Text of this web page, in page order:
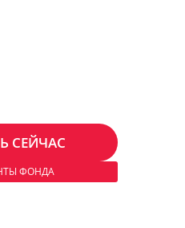
СЕЙЧАС
ФОНДА